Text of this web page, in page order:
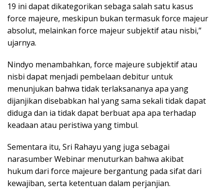
19 ini dapat dikategorikan sebaga salah satu kasus
force majeure, meskipun bukan termasuk force majeur
absolut, melainkan force majeur subjektif atau nisbi,”
ujarnya.
Nindyo menambahkan, force majeure subjektif atau
nisbi dapat menjadi pembelaan debitur untuk
menunjukan bahwa tidak terlaksananya apa yang
dijanjikan disebabkan hal yang sama sekali tidak dapat
diduga dan ia tidak dapat berbuat apa apa terhadap
keadaan atau peristiwa yang timbul.
Sementara itu, Sri Rahayu yang juga sebagai
narasumber Webinar menuturkan bahwa akibat
hukum dari force majeure bergantung pada sifat dari
kewajiban, serta ketentuan dalam perjanjian.